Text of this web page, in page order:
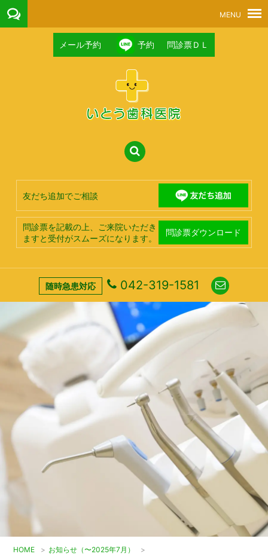
随時急患対応 042-319-1581
友だち追加でご相談
問診票を記載の上、ご来院いただき
ますと受付がスムーズになります。
問診票ダウンロード
HOME > お知らせ（〜2025年7月）
>
メール予約 予約 問診票ＤＬ